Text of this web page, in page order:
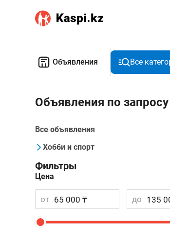
Объявления Все
Объявления по
Все объявления
Хобби и спорт
Фильтры
Цена
от до